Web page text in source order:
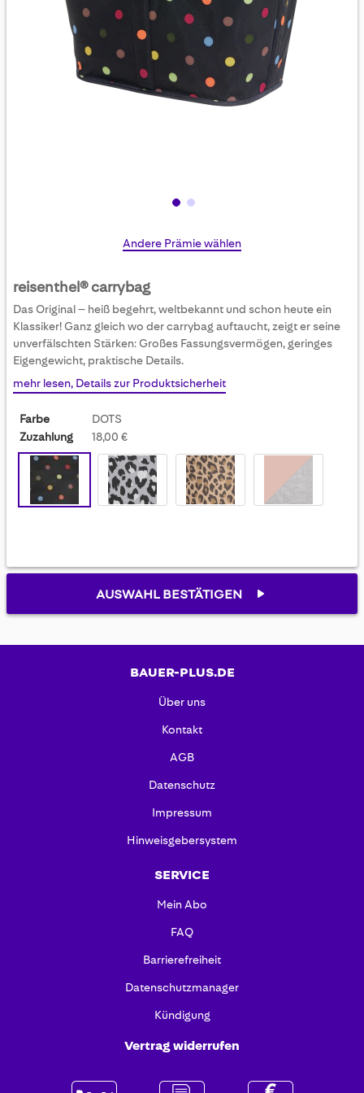
Skip
of
the
images
gallery
Andere Prämie wählen
reisenthel® carrybag
Das Original – heiß begehrt, weltbekannt und schon heute ein
Klassiker! Ganz gleich wo der carrybag auftaucht, zeigt er seine
unverfälschten Stärken: Großes Fassungsvermögen, geringes
Eigengewicht, praktische Details.
mehr lesen, Details zur Produktsicherheit
Farbe
DOTS
Zuzahlung
18,00 €
AUSWAHL BESTÄTIGEN
BAUER-PLUS.DE
Über uns
Kontakt
AGB
Datenschutz
Impressum
Hinweisgebersystem
SERVICE
Mein Abo
FAQ
Barrierefreiheit
Datenschutzmanager
Kündigung
Vertrag widerrufen